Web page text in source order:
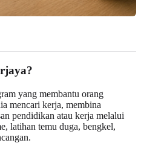
yang membantu orang
mencari kerja, membina
pendidikan atau kerja melalui
latihan temu duga, bengkel,